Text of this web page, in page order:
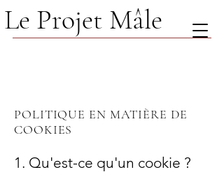
Le Projet Mâle
POLITIQUE EN MATIÈRE DE
COOKIES
1. Qu'est-ce qu'un cookie ?